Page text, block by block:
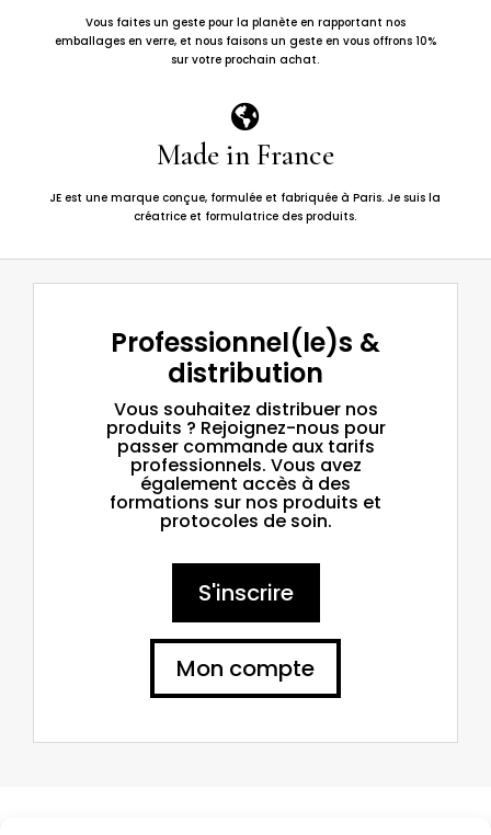
Vous faites un geste pour la planète en rapportant nos
emballages en verre, et nous faisons un geste en vous offrons 10%
sur votre prochain achat.

Made in France
JE est une marque conçue, formulée et fabriquée à Paris. Je suis la
créatrice et formulatrice des produits.
Professionnel(le)s &
distribution
Vous souhaitez distribuer nos
produits ? Rejoignez-nous pour
passer commande aux tarifs
professionnels. Vous avez
également accès à des
formations sur nos produits et
protocoles de soin.
S'inscrire
Mon compte